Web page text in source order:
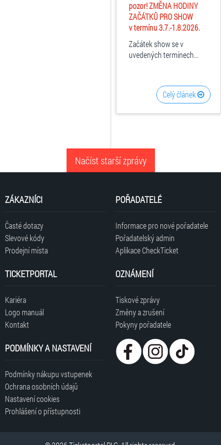
pozor! ZMĚNA HODINY
ZAČÁTKŮ PRO SHOW
v termínu3.7.-1.8.2026.
Začátek show se v
uvedených termínech...
Celý článek
Načíst starší zprávy
ZÁKAZNÍCI
Časté dotazy
Slevové kódy
Prodejní místa
POŘADATELÉ
Informace pro nové pořadatele
Pořadatelský admin
Aplikace CheckTicket
TICKETPORTAL
Kariéra
Logo manuál
Kontakt
OZNÁMENÍ
Tiskové zprávy
Změny a zrušení
Pokyny pořadatele
PODMÍNKY A NASTAVENÍ
Podmínky nákupu vstupenek
Ochrana osobních údajů
Nastavení cookies
Prohlášení o přístupnosti